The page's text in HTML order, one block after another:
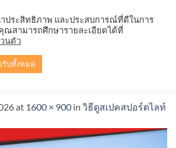
at 1600 × 900 in วิธีดูสเปคสปอร์ตไลท์
ประสิทธิภาพ และประสบการณ์ที่ดีในการ
ณสามารถศึกษารายละเอียดได้ที่
นตัว
รับทั้งหมด